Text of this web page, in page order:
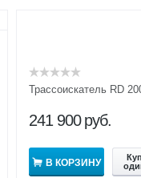
Трассоискатель RD
241 900 руб.
В КОРЗИНУ